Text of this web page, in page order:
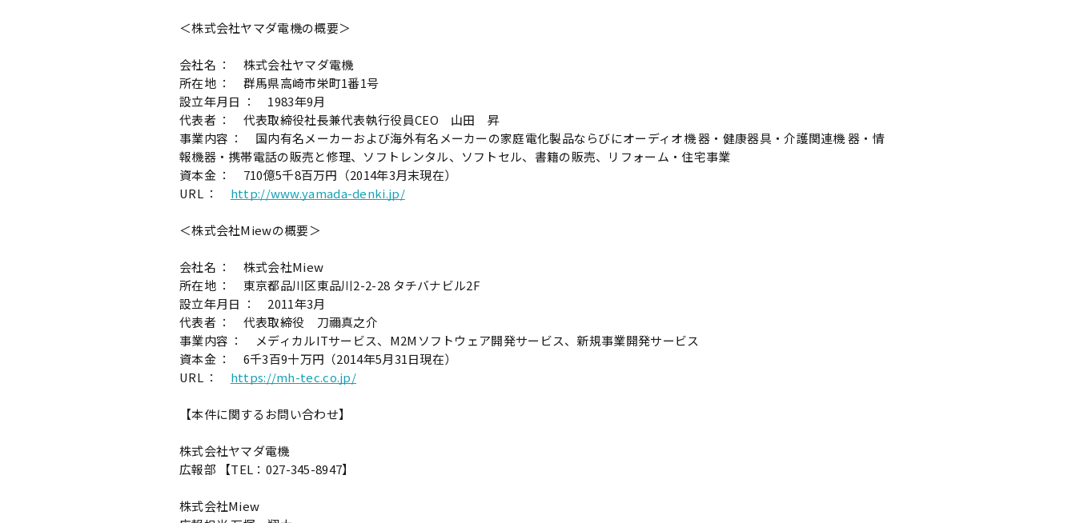
＜株式会社ヤマダ電機の概要＞
会社名 ： 株式会社ヤマダ電機
所在地 ： 群馬県高崎市栄町1番1号
設立年月日 ： 1983年9月
代表者 ： 代表取締役社長兼代表執行役員CEO 山田 昇
事業内容 ： 国内有名メーカーおよび海外有名メーカーの家庭電化製品ならびにオーディオ機 器・健康器具・介護関連機 器・情
報機器・携帯電話の販売と修理、ソフトレンタル、ソフトセル、書籍の販売、リフォーム・住宅事業
資本金 ： 710億5千8百万円（2014年3月末現在）
URL ： http://www.yamada-denki.jp/
＜株式会社Miewの概要＞
会社名 ： 株式会社Miew
所在地 ： 東京都品川区東品川2-2-28 タチバナビル2F
設立年月日 ： 2011年3月
代表者 ： 代表取締役 刀禰真之介
事業内容 ： メディカルITサービス、M2Mソフトウェア開発サービス、新規事業開発サービス
資本金 ： 6千3百9十万円（2014年5月31日現在）
URL ： https://mh-tec.co.jp/
【本件に関するお問い合わせ】
株式会社ヤマダ電機
広報部 【TEL：027-345-8947】
株式会社Miew